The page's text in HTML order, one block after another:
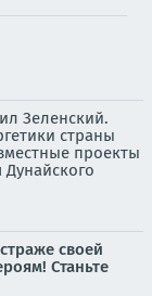
Зеленский.
страны
проекты
своей
Станьте